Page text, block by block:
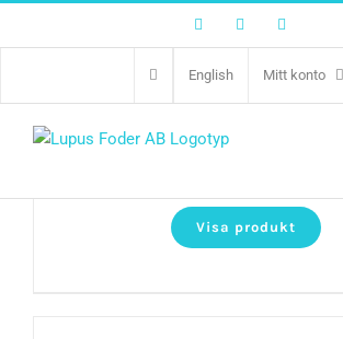
FacebookTwitter
English Mitt konto
Visa produkt